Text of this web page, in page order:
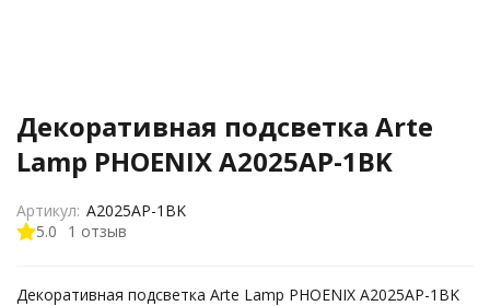
Декоративная подсветка Arte
Lamp PHOENIX A2025AP-1BK
5.0 1 отзыв
Артикул: A2025AP-1BK
Декоративная подсветка Arte Lamp PHOENIX A2025AP-1BK